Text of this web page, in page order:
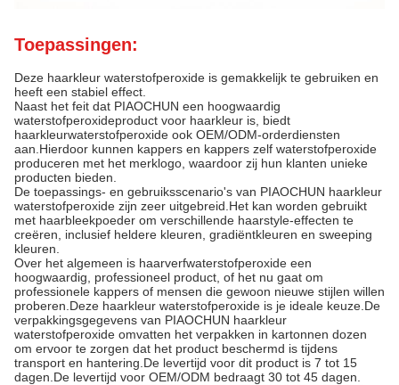
Toepassingen:
Deze haarkleur waterstofperoxide is gemakkelijk te gebruiken en
heeft een stabiel effect.
Naast het feit dat PIAOCHUN een hoogwaardig
waterstofperoxideproduct voor haarkleur is, biedt
haarkleurwaterstofperoxide ook OEM/ODM-orderdiensten
aan.Hierdoor kunnen kappers en kappers zelf waterstofperoxide
produceren met het merklogo, waardoor zij hun klanten unieke
producten bieden.
De toepassings- en gebruiksscenario's van PIAOCHUN haarkleur
waterstofperoxide zijn zeer uitgebreid.Het kan worden gebruikt
met haarbleekpoeder om verschillende haarstyle-effecten te
creëren, inclusief heldere kleuren, gradiëntkleuren en sweeping
kleuren.
Over het algemeen is haarverfwaterstofperoxide een
hoogwaardig, professioneel product, of het nu gaat om
professionele kappers of mensen die gewoon nieuwe stijlen willen
proberen.Deze haarkleur waterstofperoxide is je ideale keuze.De
verpakkingsgegevens van PIAOCHUN haarkleur
waterstofperoxide omvatten het verpakken in kartonnen dozen
om ervoor te zorgen dat het product beschermd is tijdens
transport en hantering.De levertijd voor dit product is 7 tot 15
dagen.De levertijd voor OEM/ODM bedraagt 30 tot 45 dagen.